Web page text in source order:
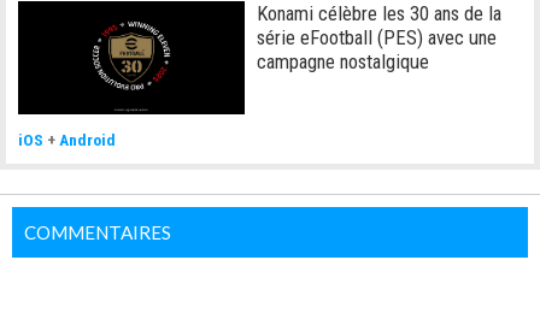
Konami célèbre les 30 ans de la
série eFootball (PES) avec une
campagne nostalgique
iOS +Android
COMMENTAIRES